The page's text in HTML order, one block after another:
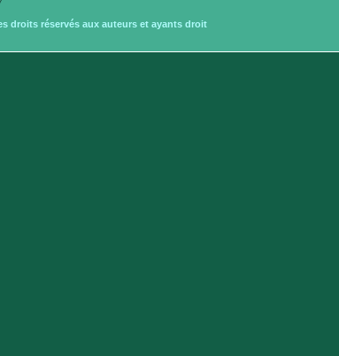
droits réservés aux auteurs et ayants droit